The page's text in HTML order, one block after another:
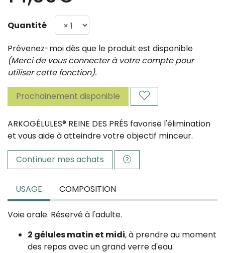
Quantité
Prévenez-moi dès que le produit est disponible
(Merci de vous connecter à votre compte pour
utiliser cette fonction).
Prochainement disponible
ARKOGÉLULES® REINE DES PRÉS favorise l'élimination
et vous aide à atteindre votre objectif minceur.
Continuer mes achats
USAGE COMPOSITION
Voie orale. Réservé à l'adulte.
2 gélules matin et midi, à prendre au moment
des repas avec un grand verre d'eau.